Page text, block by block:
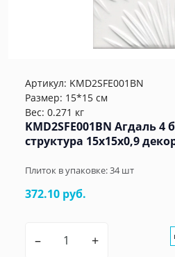
Артикул: KMD2SFE001BN
Размер: 15*15 см
Вес: 0.271 кг
KMD2SFE001BN Агдаль
структура 15x15x0,9
Плиток в упаковке:34шт
372.10 руб.
– +